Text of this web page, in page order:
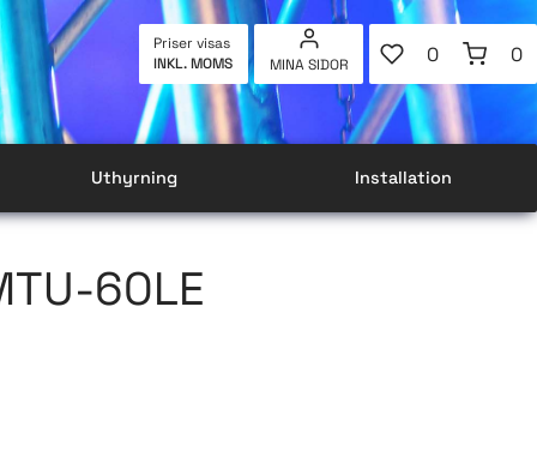
Priser visas
INKL. MOMS
MINA SIDOR
FAVORITER
ANTAL
0 0
Uthyrning Installation
60LE